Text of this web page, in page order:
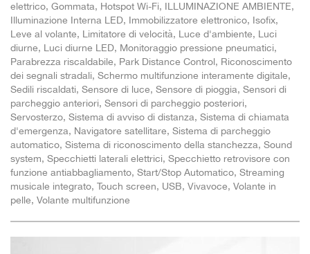
elettrico, Gommata, Hotspot Wi-Fi, ILLUMINAZIONE AMBIENTE,
Illuminazione Interna LED, Immobilizzatore elettronico, Isofix,
Leve al volante, Limitatore di velocità, Luce d'ambiente, Luci
diurne, Luci diurne LED, Monitoraggio pressione pneumatici,
Parabrezza riscaldabile, Park Distance Control, Riconoscimento
dei segnali stradali, Schermo multifunzione interamente digitale,
Sedili riscaldati, Sensore di luce, Sensore di pioggia, Sensori di
parcheggio anteriori, Sensori di parcheggio posteriori,
Servosterzo, Sistema di avviso di distanza, Sistema di chiamata
d'emergenza, Navigatore satellitare, Sistema di parcheggio
automatico, Sistema di riconoscimento della stanchezza, Sound
system, Specchietti laterali elettrici, Specchietto retrovisore con
funzione antiabbagliamento, Start/Stop Automatico, Streaming
musicale integrato, Touch screen, USB, Vivavoce, Volante in
pelle, Volante multifunzione